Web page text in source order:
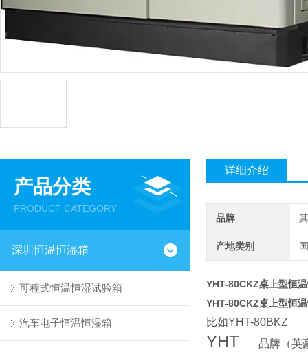
产品分类
PRODUCT CATEGORY
深圳恒温恒湿箱
可程式恒温恒湿试验箱
汽车电子恒温恒湿箱
详细介绍
品牌
产地类别
YHT-80CKZ桌上型恒
YHT-80CKZ桌上型恒
比如YHT-80BKZ
YHT 品牌 （